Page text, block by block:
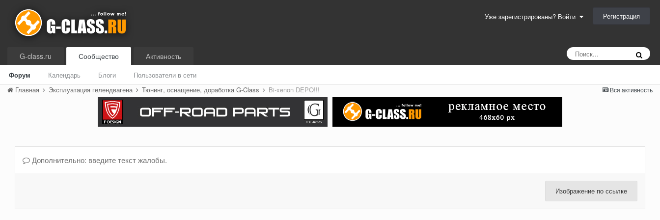
Уже зарегистрированы? Войти Регистрация
G-class.ru Сообщество
Форум Календарь Блоги Пользователи в сети
Активность
Вся активность
Главная Эксплуатация гелендвагена Тюнинг, оснащение, доработка G-Class Bi-xenon DEPO!!!
Дополнительно: введите текст жалобы.
Изображение по ссылке